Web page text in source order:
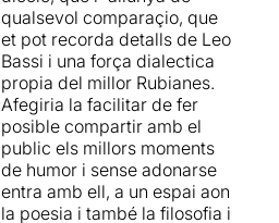
qualsevol comparaçio, que
et pot recorda detalls de Leo
Bassi i una força dialectica
propia del millor Rubianes.
Afegiria la facilitar de fer
posible compartir amb el
public els millors moments
de humor i sense adonarse
entra amb ell, a un espai aon
la poesia i també la filosofia i